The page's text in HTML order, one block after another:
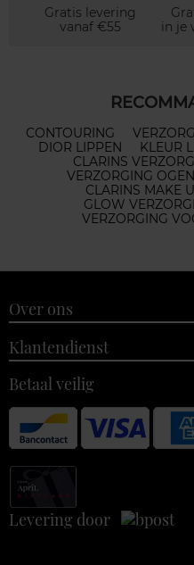
Gratis levering
vanaf €55
in je
CONTOURING
DIOR LIPPEN
KLEUR
CLARINS
VERZORGING
CLARINS MAKE
GLOW
VERZORGING
Over ons
Klantendienst
Betaal veilig
Levering door